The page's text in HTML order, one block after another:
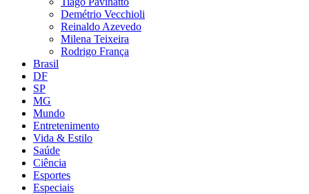
Demétrio Vecchioli
Reinaldo Azevedo
Milena Teixeira
Rodrigo França
Brasil
DF
SP
MG
Mundo
Entretenimento
Vida & Estilo
Saúde
Ciência
Esportes
Especiais